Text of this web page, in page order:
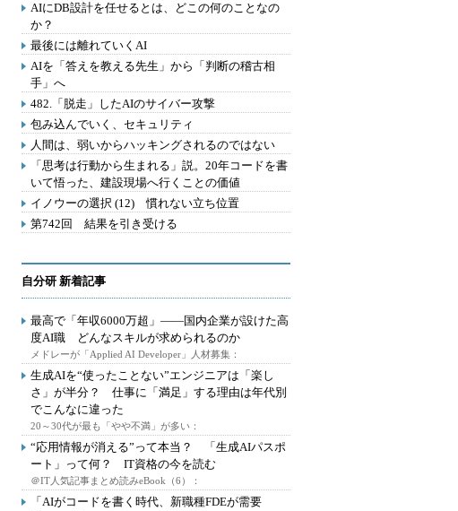
AIにDB設計を任せるとは、どこの何のことなの
か？
最後には離れていくAI
AIを「答えを教える先生」から「判断の稽古相
手」へ
482.「脱走」したAIのサイバー攻撃
包み込んでいく、セキュリティ
人間は、弱いからハッキングされるのではない
「思考は行動から生まれる」説。20年コードを書
いて悟った、建設現場へ行くことの価値
イノウーの選択 (12) 慣れない立ち位置
第742回 結果を引き受ける
自分研 新着記事
最高で「年収6000万超」――国内企業が設けた高
度AI職 どんなスキルが求められるのか
メドレーが「Applied AI Developer」人材募集：
生成AIを“使ったことない”エンジニアは「楽し
さ」が半分？ 仕事に「満足」する理由は年代別
でこんなに違った
20～30代が最も「やや不満」が多い：
“応用情報が消える”って本当？ 「生成AIパスポ
ート」って何？ IT資格の今を読む
＠IT人気記事まとめ読みeBook（6）：
「AIがコードを書く時代、新職種FDEが需要